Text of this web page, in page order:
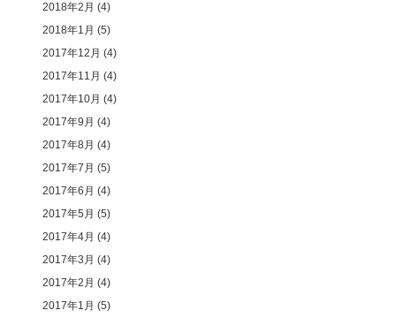
2018年2月 (4)
2018年1月 (5)
2017年12月 (4)
2017年11月 (4)
2017年10月 (4)
2017年9月 (4)
2017年8月 (4)
2017年7月 (5)
2017年6月 (4)
2017年5月 (5)
2017年4月 (4)
2017年3月 (4)
2017年2月 (4)
2017年1月 (5)